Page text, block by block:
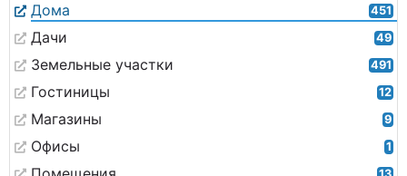
Дома 451
Дачи 49
Земельные участки 491
Гостиницы 12
Магазины 9
Офисы 1